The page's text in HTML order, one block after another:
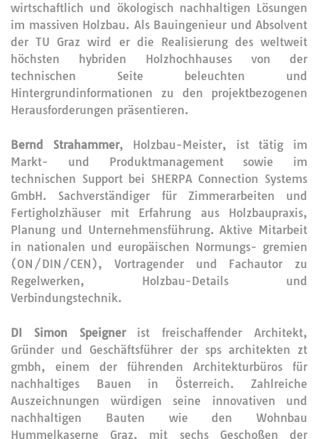
wirtschaftlich und ökologisch nachhaltigen Lösungen
im massiven Holzbau. Als Bauingenieur und Absolvent
der TU Graz wird er die Realisierung des weltweit
höchsten hybriden Holzhochhauses von der
technischen Seite beleuchten und
Hintergrundinformationen zu den projektbezogenen
Herausforderungen präsentieren.
Bernd Strahammer, Holzbau-Meister, ist tätig im
Markt- und Produktmanagement sowie im
technischen Support bei SHERPA Connection Systems
GmbH. Sachverständiger für Zimmerarbeiten und
Fertigholzhäuser mit Erfahrung aus Holzbaupraxis,
Planung und Unternehmensführung. Aktive Mitarbeit
in nationalen und europäischen Normungs- gremien
(ON/DIN/CEN), Vortragender und Fachautor zu
Regelwerken, Holzbau-Details und
Verbindungstechnik.
DI Simon Speignerist freischaffender Architekt,
Gründer und Geschäftsführer der sps architekten zt
gmbh, einem der führenden Architekturbüros für
nachhaltiges Bauen in Österreich. Zahlreiche
Auszeichnungen würdigen seine innovativen und
nachhaltigen Bauten wie den Wohnbau
Hummelkaserne Graz, mit sechs Geschoßen der